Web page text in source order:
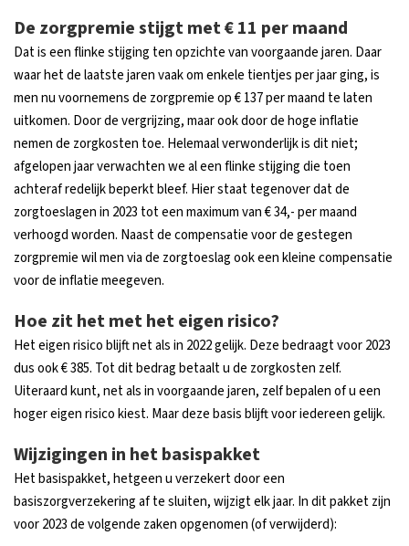
De zorgpremie stijgt met € 11 per maand
Dat is een flinke stijging ten opzichte van voorgaande jaren. Daar
waar het de laatste jaren vaak om enkele tientjes per jaar ging, is
men nu voornemens de zorgpremie op € 137 per maand te laten
uitkomen. Door de vergrijzing, maar ook door de hoge inflatie
nemen de zorgkosten toe. Helemaal verwonderlijk is dit niet;
afgelopen jaar verwachten we al een flinke stijging die toen
achteraf redelijk beperkt bleef. Hier staat tegenover dat de
zorgtoeslagen in 2023 tot een maximum van € 34,- per maand
verhoogd worden. Naast de compensatie voor de gestegen
zorgpremie wil men via de zorgtoeslag ook een kleine compensatie
voor de inflatie meegeven.
Hoe zit het met het eigen risico?
Het eigen risico blijft net als in 2022 gelijk. Deze bedraagt voor 2023
dus ook € 385. Tot dit bedrag betaalt u de zorgkosten zelf.
Uiteraard kunt, net als in voorgaande jaren, zelf bepalen of u een
hoger eigen risico kiest. Maar deze basis blijft voor iedereen gelijk.
Wijzigingen in het basispakket
Het basispakket, hetgeen u verzekert door een
basiszorgverzekering af te sluiten, wijzigt elk jaar. In dit pakket zijn
voor 2023 de volgende zaken opgenomen (of verwijderd):